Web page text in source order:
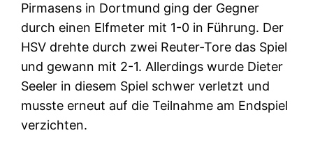
Pirmasens in Dortmund ging der Gegner
durch einen Elfmeter mit 1-0 in Führung. Der
HSV drehte durch zwei Reuter-Tore das Spiel
und gewann mit 2-1. Allerdings wurde Dieter
Seeler in diesem Spiel schwer verletzt und
musste erneut auf die Teilnahme am Endspiel
verzichten.